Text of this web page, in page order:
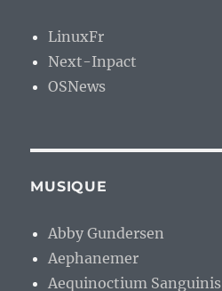
LinuxFr
Next-Inpact
OSNews
MUSIQUE
Abby Gundersen
Aephanemer
Aequinoctium Sanguinis